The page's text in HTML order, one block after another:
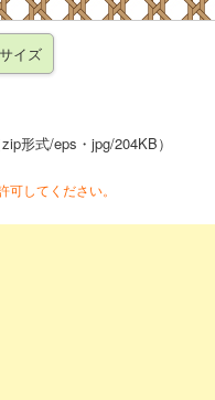
zip形式/eps・jpg/204KB）
してください。